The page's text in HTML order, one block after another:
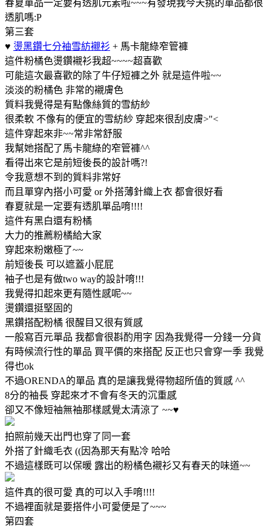
春夏單品一定要有透肌元素啦~~~有發現我今天挑的單品都很
透肌嗎:P
第三套
♥ 燙黑鑽七分袖雪紡襯衫 + 馬卡龍綠窄管褲
這件粉橘色燙鑽襯衫我超~~~~超喜歡
可能這次最喜歡的除了牛仔短褲之外 就是這件啦~~
淡淡的粉橘色 非常的襯膚色
質料我覺得是有點像絲質的雪紡紗
很柔軟 不像有的便宜的雪紡紗 穿起來很刮皮膚>"<
這件穿起來非~~常非常舒服
我幫她搭配了馬卡龍綠的窄管褲^^
看得出來它是前短後長的設計嗎?!
令我意想不到的質料非常好
而且單穿內搭小可愛 or 外搭薄針織上衣 都會很好看
春夏就是一定要有透肌單品唷!!!!
這件有黑白還有粉橘
大力的推薦粉橘給大家
穿起來粉嫩極了~~
前短後長 可以遮蓋小屁屁
袖子也是有做two way的設計唷!!!
我覺得扣起來更有隨性感呢~~
燙鑽還挺堅固的
黑鑽搭配粉橘 很醒目又很有質感
一般寫百元單品 我都會很斟酌用字 因為我覺得一分錢一分貨
有時候流行性的單品 買平價的來搭配 反正也只會穿一季 我覺
得也ok
不過ORENDA的單品 真的是讓我覺得物超所值的質感 ^^
8分的袖長 穿起來才不會有冬天的沉重感
卻又不像短袖無袖那樣感覺太清涼了 ~~♥
拍照前幾天出門也穿了同一套
外搭了針織毛衣 ((因為那天有點冷 哈哈
不過這樣既可以保暖 露出的粉橘色襯衫又有春天的味道~~
這件真的很可愛 真的可以入手唷!!!!
不過裡面就是要搭件小可愛便是了~~~
第四套